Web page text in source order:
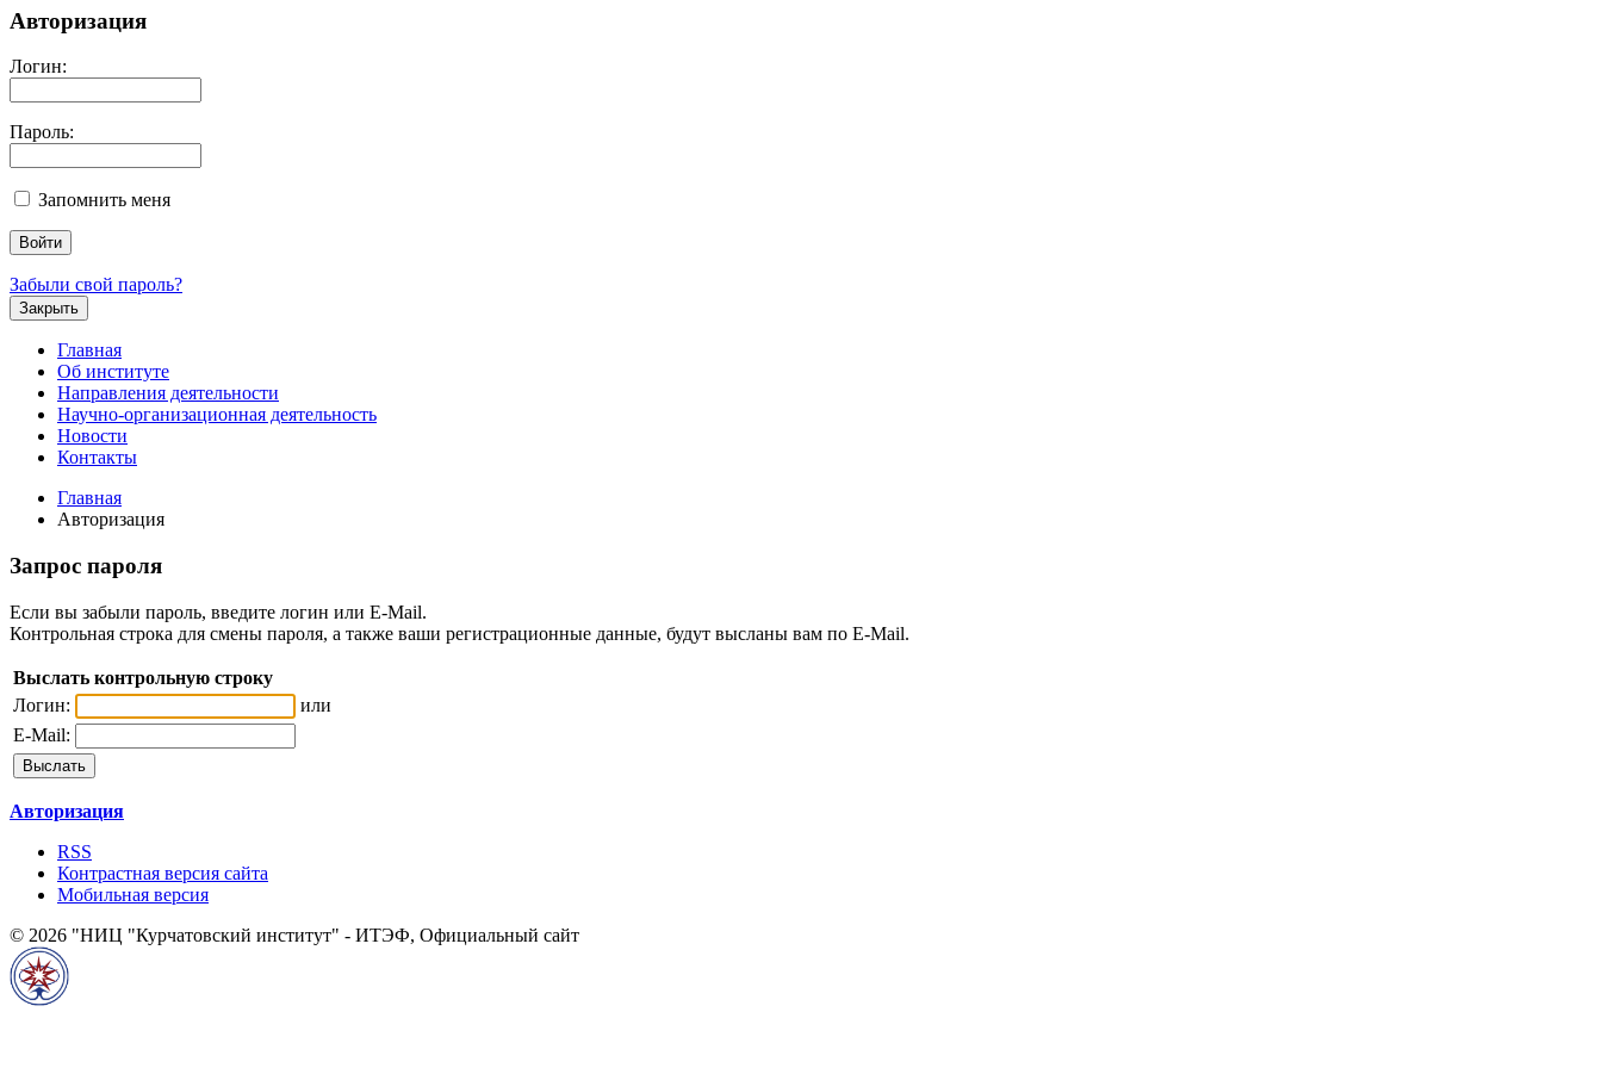
Авторизация
Логин:
Пароль:
Запомнить меня
Забыли свой пароль?
Закрыть
Главная
Об институте
Направления деятельности
Научно-организационная деятельность
Новости
Контакты
Главная
Авторизация
Запрос пароля
Если вы забыли пароль, введите логин или E-Mail.
Контрольная строка для смены пароля, а также ваши регистрационные данные, будут высланы вам по E-Mail.
Выслать контрольную строку
Логин:
или
E-Mail:
Авторизация
RSS
Контрастная версия сайта
Мобильная версия
© 2026 "НИЦ "Курчатовский институт" - ИТЭФ, Официальный сайт